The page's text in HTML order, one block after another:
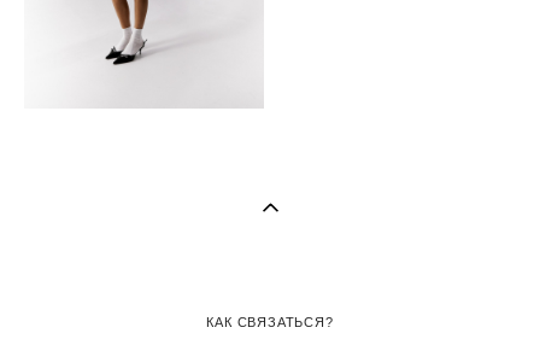
КАК СВЯЗАТЬСЯ?